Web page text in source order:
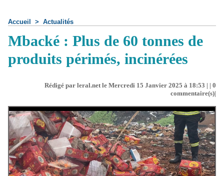
Accueil > Actualités
Mbacké : Plus de 60 tonnes de
produits périmés, incinérées
Rédigé par leral.net le Mercredi 15 Janvier 2025 à 18:53 | | 0
commentaire(s)|